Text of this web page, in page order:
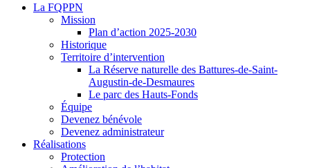
La FQPPN
Mission
Plan d’action 2025-2030
Historique
Territoire d’intervention
La Réserve naturelle des Battures-de-Saint-
Augustin-de-Desmaures
Le parc des Hauts-Fonds
Équipe
Devenez bénévole
Devenez administrateur
Réalisations
Protection